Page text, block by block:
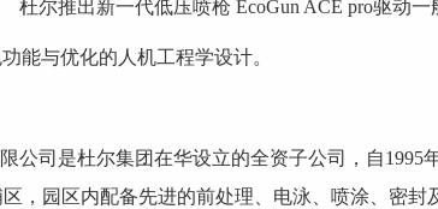
与优化的人机工程学设计。
司是杜尔集团在华设立的全资子公司，自1995
，园区内配备先进的前处理、电泳、喷涂、密